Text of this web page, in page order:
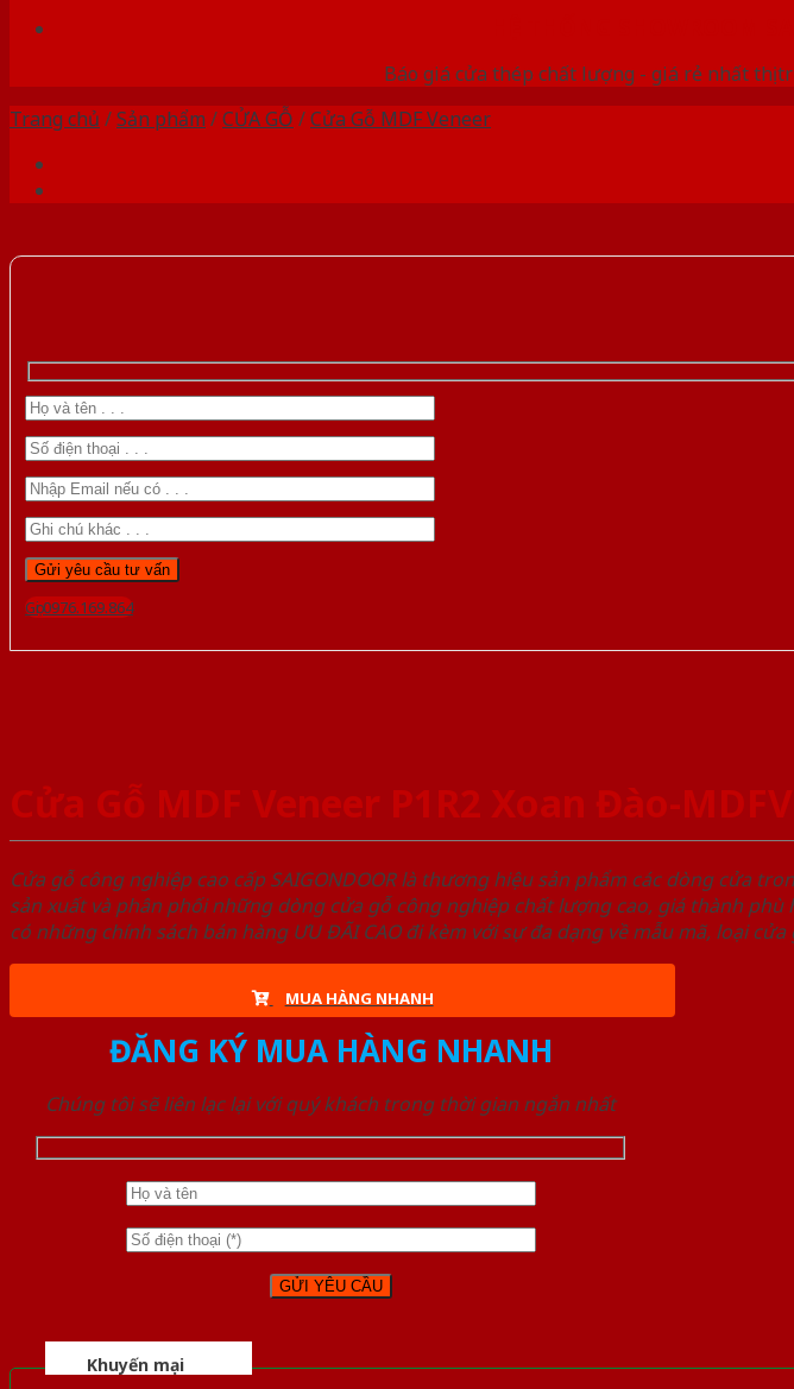
Báo giá cửa thép chất lượng - giá rẻ nhất thị
Trang chủ /Sản phẩm /CỬA GỖ /Cửa Gỗ MDF Veneer
Gọi 0976.169.864
Cửa Gỗ MDF Veneer P1R2 Xoan Đào-
Cửa gỗ công nghiệp cao cấp SAIGONDOOR là thương hiệu sản phẩm các dòng cửa
sản xuất và phân phối những dòng cửa gỗ công nghiệp chất lượng cao, giá thành phù
có những chính sách bán hàng ƯU ĐÃI CAO đi kèm với sự đa dạng về mẫu mã, loại
MUA HÀNG NHANH
ĐĂNG KÝ MUA HÀNG NHANH
Chúng tôi sẽ liên lạc lại với quý khách trong thời gian ngắn nhất
Khuyến mại